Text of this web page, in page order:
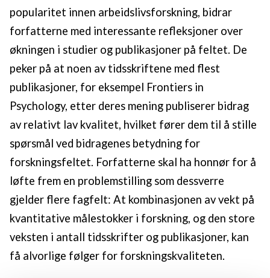
popularitet innen arbeidslivsforskning, bidrar
forfatterne med interessante refleksjoner over
økningen i studier og publikasjoner på feltet. De
peker på at noen av tidsskriftene med flest
publikasjoner, for eksempel Frontiers in
Psychology, etter deres mening publiserer bidrag
av relativt lav kvalitet, hvilket fører dem til å stille
spørsmål ved bidragenes betydning for
forskningsfeltet. Forfatterne skal ha honnør for å
løfte frem en problemstilling som dessverre
gjelder flere fagfelt: At kombinasjonen av vekt på
kvantitative målestokker i forskning, og den store
veksten i antall tidsskrifter og publikasjoner, kan
få alvorlige følger for forskningskvaliteten.